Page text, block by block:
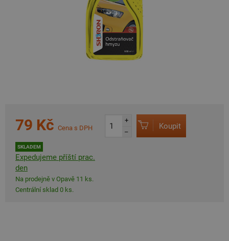
79 Kč Cena s DPH
SKLADEM
Expedujeme příští prac.
den
Na prodejně v Opavě 11 ks.
Centrální sklad 0 ks.
+
–
Koupit